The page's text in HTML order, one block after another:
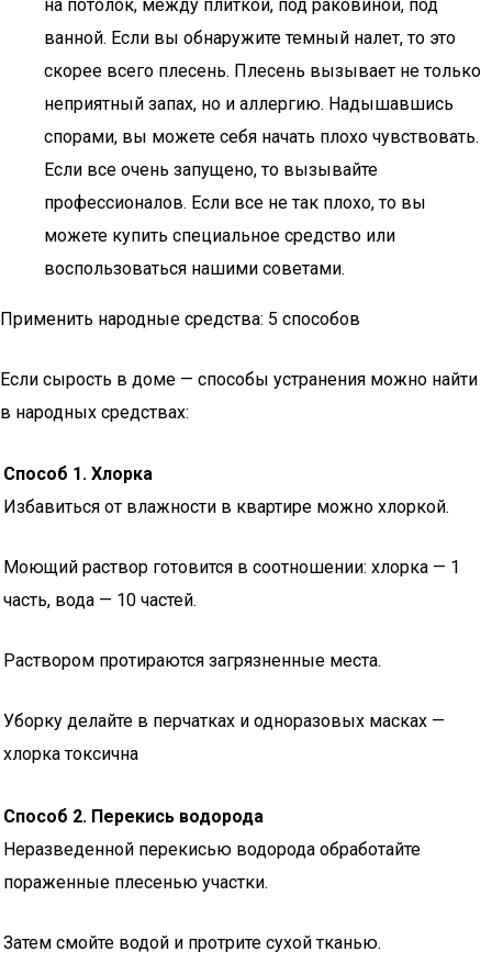
на потолок, между плиткой, под раковиной, под
ванной. Если вы обнаружите темный налет, то это
скорее всего плесень. Плесень вызывает не только
неприятный запах, но и аллергию. Надышавшись
спорами, вы можете себя начать плохо чувствовать.
Если все очень запущено, то вызывайте
профессионалов. Если все не так плохо, то вы
можете купить специальное средство или
воспользоваться нашими советами.
Применить народные средства: 5 способов
Если сырость в доме — способы устранения можно найти
в народных средствах:​
Способ 1. Хлорка
Избавиться от влажности в квартире можно хлоркой.
Моющий раствор готовится в соотношении: хлорка — 1
часть, вода — 10 частей.
Раствором протираются загрязненные места.
Уборку делайте в перчатках и одноразовых масках —
хлорка токсична
Способ 2. Перекись водорода
Неразведенной перекисью водорода обработайте
пораженные плесенью участки.
Затем смойте водой и протрите сухой тканью.